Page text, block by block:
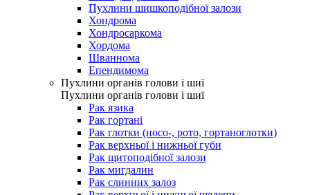
Пухлини шишкоподібної залози
Хондрома
Хондросаркома
Хордома
Шваннома
Епендимома
Пухлини органів голови і шиї
Пухлини органів голови і шиї
Рак язика
Рак гортані
Рак глотки (носо-, рото, гортаноглотки)
Рак верхньої і нижньої губи
Рак щитоподібної залози
Рак мигдалин
Рак слинних залоз